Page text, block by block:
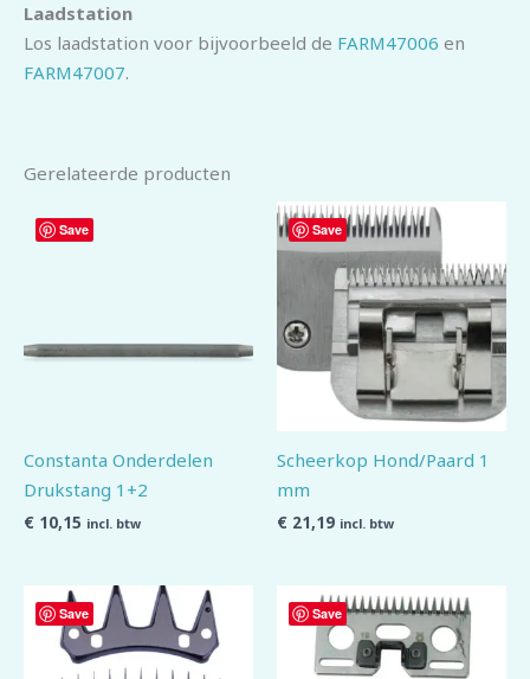
Laadstation
Los laadstation voor bijvoorbeeld de FARM47006 en
FARM47007.
Gerelateerde producten
Save
Constanta Onderdelen
Drukstang 1+2
€ 10,15 incl. btw
Save
Scheerkop Hond/Paard 1
mm
€ 21,19 incl. btw
Save Save